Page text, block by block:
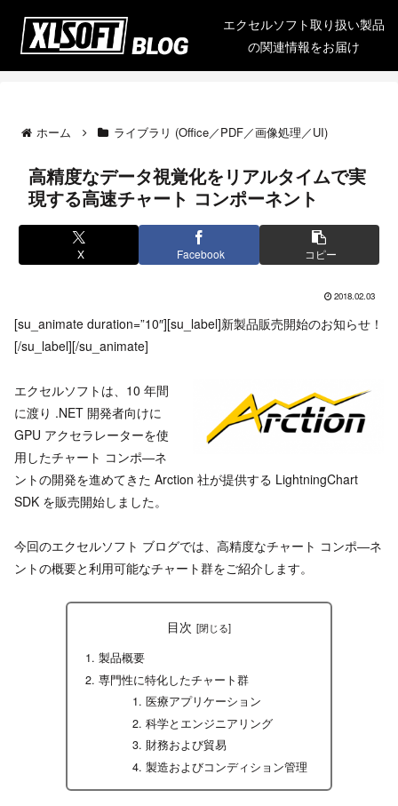
エクセルソフト取り扱い製品
の関連情報をお届け
ホーム ライブラリ (Office／PDF／画像処理／UI)
高精度なデータ視覚化をリアルタイムで実
現する高速チャート コンポーネント
X Facebook コピー
2018.02.03
[su_animate duration=”10″][su_label]新製品販売開始のお知らせ！
[/su_label][/su_animate]
エクセルソフトは、10 年間
に渡り .NET 開発者向けに
GPU アクセラレーターを使
用したチャート コンポ―ネ
ントの開発を進めてきた Arction 社が提供する LightningChart
SDK を販売開始しました。
今回のエクセルソフト ブログでは、高精度なチャート コンポ―ネ
ントの概要と利用可能なチャート群をご紹介します。
目次
製品概要
専門性に特化したチャート群
医療アプリケーション
科学とエンジニアリング
財務および貿易
製造およびコンディション管理